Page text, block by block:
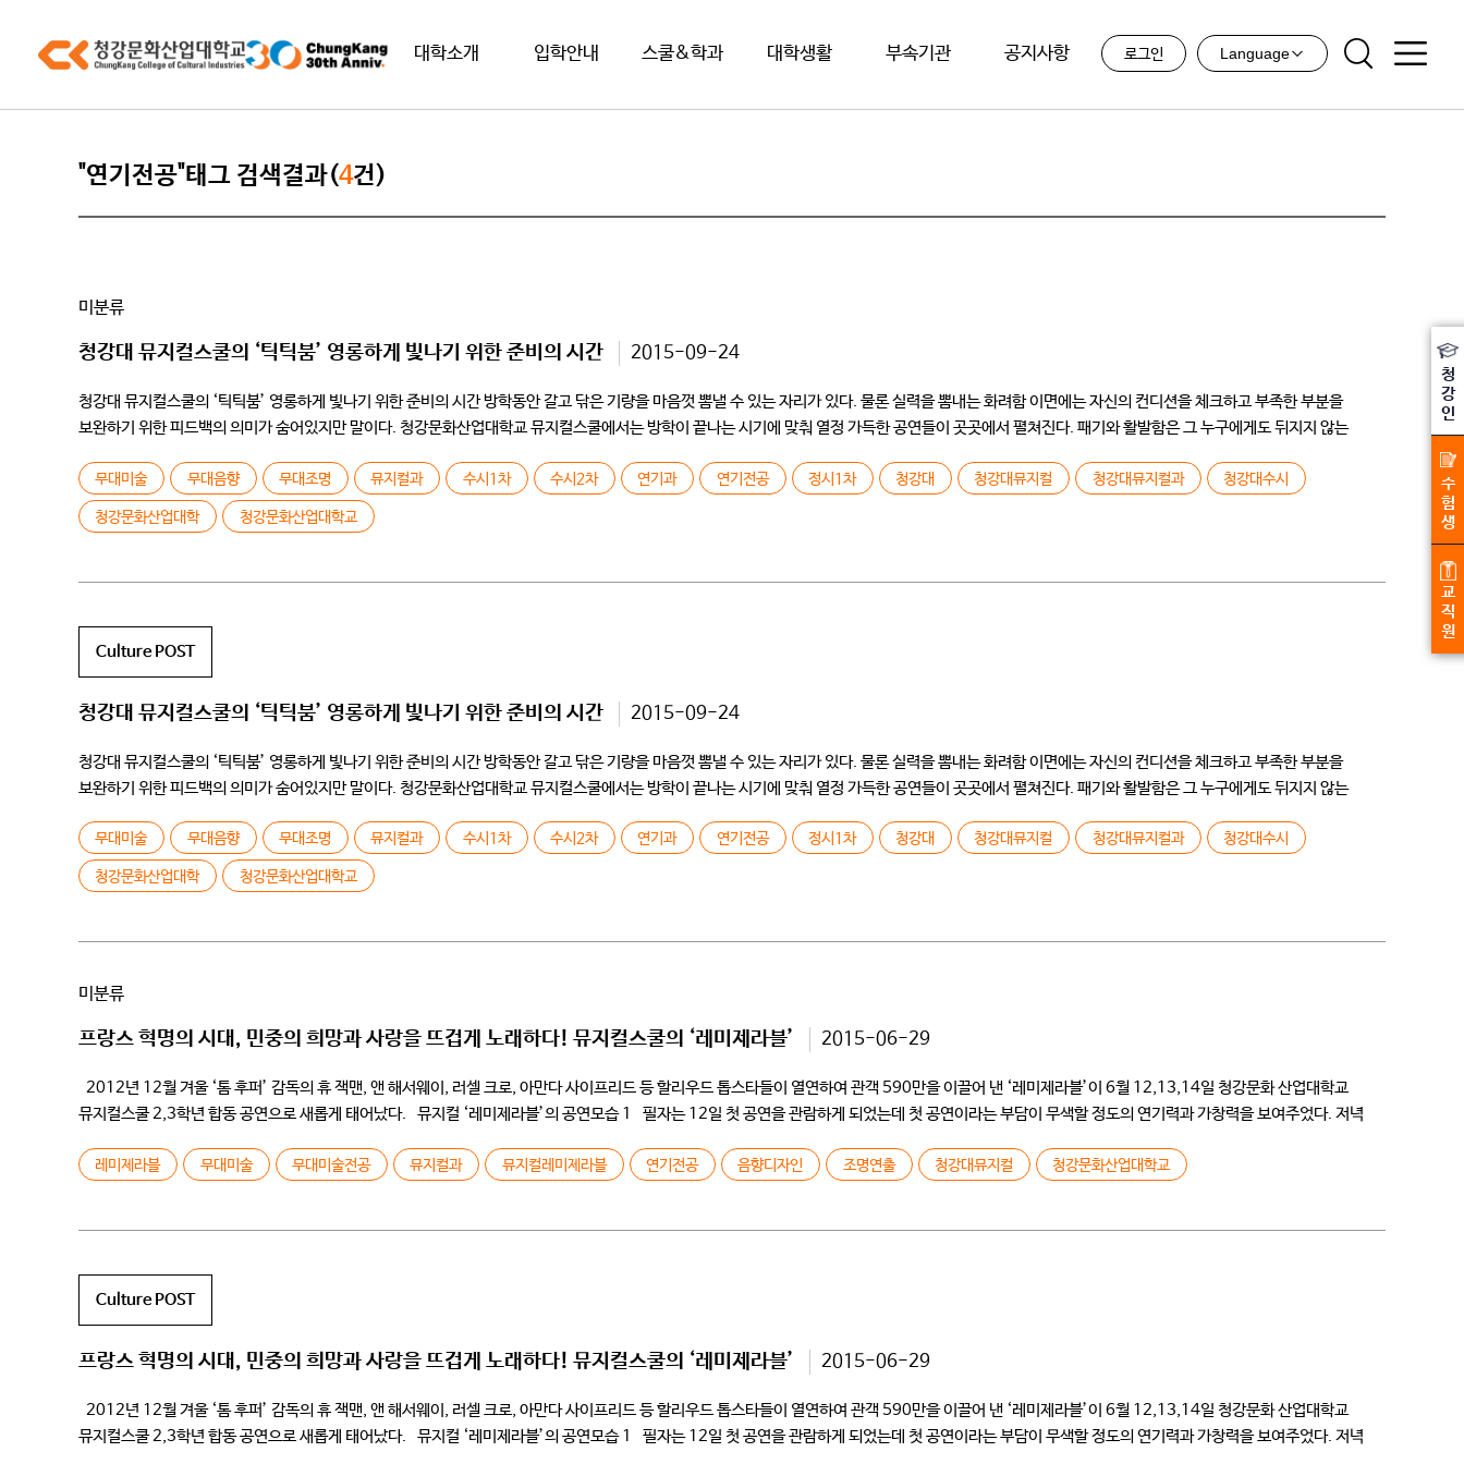
대학소개 입학안내 스쿨&학과 대학생활 부속기관 공지사항 로그인 Language
"연기전공"태그 검색결과(4건)
미분류
청강대 뮤지컬스쿨의 ‘틱틱붐’ 영롱하게 빛나기 위한 준비의 시간 2015-09-24
청강대 뮤지컬스쿨의 ‘틱틱붐’ 영롱하게 빛나기 위한 준비의 시간 방학동안 갈고 닦은 기량을 마음껏 뽐낼 수 있는 자리가 있다. 물론 실력을 뽐내는 화려함 이면에는 자신의 컨디션을 체크하고 부족한 부분을
보완하기 위한 피드백의 의미가 숨어있지만 말이다. 청강문화산업대학교 뮤지컬스쿨에서는 방학이 끝나는 시기에 맞춰 열정 가득한 공연들이 곳곳에서 펼쳐진다. 패기와 활발함은 그 누구에게도 뒤지지 않는
무대미술 무대음향 무대조명 뮤지컬과 수시1차 수시2차 연기과 연기전공 정시1차 청강대 청강대뮤지컬 청강대뮤지컬과 청강대수시
청강문화산업대학 청강문화산업대학교
Culture POST
청강대 뮤지컬스쿨의 ‘틱틱붐’ 영롱하게 빛나기 위한 준비의 시간 2015-09-24
청강대 뮤지컬스쿨의 ‘틱틱붐’ 영롱하게 빛나기 위한 준비의 시간 방학동안 갈고 닦은 기량을 마음껏 뽐낼 수 있는 자리가 있다. 물론 실력을 뽐내는 화려함 이면에는 자신의 컨디션을 체크하고 부족한 부분을
보완하기 위한 피드백의 의미가 숨어있지만 말이다. 청강문화산업대학교 뮤지컬스쿨에서는 방학이 끝나는 시기에 맞춰 열정 가득한 공연들이 곳곳에서 펼쳐진다. 패기와 활발함은 그 누구에게도 뒤지지 않는
무대미술 무대음향 무대조명 뮤지컬과 수시1차 수시2차 연기과 연기전공 정시1차 청강대 청강대뮤지컬 청강대뮤지컬과 청강대수시
청강문화산업대학 청강문화산업대학교
미분류
프랑스 혁명의 시대, 민중의 희망과 사랑을 뜨겁게 노래하다! 뮤지컬스쿨의 ‘레미제라블’ 2015-06-29
2012년 12월 겨울 ‘톰 후퍼’ 감독의 휴 잭맨, 앤 해서웨이, 러셀 크로, 아만다 사이프리드 등 할리우드 톱스타들이 열연하여 관객 590만을 이끌어 낸 ‘레미제라블’이 6월 12,13,14일 청강문화 산업대학교
뮤지컬스쿨 2,3학년 합동 공연으로 새롭게 태어났다. 뮤지컬 ‘레미제라블’의 공연모습 1 필자는 12일 첫 공연을 관람하게 되었는데 첫 공연이라는 부담이 무색할 정도의 연기력과 가창력을 보여주었다. 저녁
레미제라블 무대미술 무대미술전공 뮤지컬과 뮤지컬레미제라블 연기전공 음향디자인 조명연출 청강대뮤지컬 청강문화산업대학교
Culture POST
프랑스 혁명의 시대, 민중의 희망과 사랑을 뜨겁게 노래하다! 뮤지컬스쿨의 ‘레미제라블’ 2015-06-29
2012년 12월 겨울 ‘톰 후퍼’ 감독의 휴 잭맨, 앤 해서웨이, 러셀 크로, 아만다 사이프리드 등 할리우드 톱스타들이 열연하여 관객 590만을 이끌어 낸 ‘레미제라블’이 6월 12,13,14일 청강문화 산업대학교
뮤지컬스쿨 2,3학년 합동 공연으로 새롭게 태어났다. 뮤지컬 ‘레미제라블’의 공연모습 1 필자는 12일 첫 공연을 관람하게 되었는데 첫 공연이라는 부담이 무색할 정도의 연기력과 가창력을 보여주었다. 저녁
청
강
인
수
험
생
교
직
원